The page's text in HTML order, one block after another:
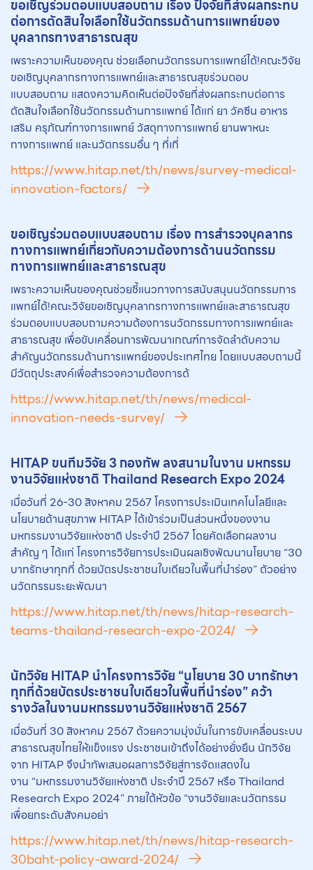
ขอเชิญร่วมตอบแบบสอบถาม เรื่อง ปัจจัยที่ส่งผลกระทบ
ต่อการตัดสินใจเลือกใช้นวัตกรรมด้านการแพทย์ของ
บุคลากรทางสาธารณสุข
เพราะความเห็นของคุณ ช่วยเลือกนวัตกรรมการแพทย์ได้!คณะวิจัย
ขอเชิญบุคลากรทางการแพทย์และสาธารณสุขร่วมตอบ
แบบสอบถาม แสดงความคิดเห็นต่อปัจจัยที่ส่งผลกระทบต่อการ
ตัดสินใจเลือกใช้นวัตกรรมด้านการแพทย์ ได้แก่ ยา วัคซีน อาหาร
เสริม ครุภัณฑ์ทางการแพทย์ วัสดุทางการแพทย์ ยานพาหนะ
ทางการแพทย์ และนวัตกรรมอื่น ๆ ที่เกี่
https://www.hitap.net/th/news/survey-medical-
innovation-factors/
ขอเชิญร่วมตอบแบบสอบถาม เรื่อง การสำรวจบุคลากร
ทางการแพทย์เกี่ยวกับความต้องการด้านนวัตกรรม
ทางการแพทย์และสาธารณสุข
เพราะความเห็นของคุณช่วยชี้แนวทางการสนับสนุนนวัตกรรมการ
แพทย์ได้!คณะวิจัยขอเชิญบุคลากรทางการแพทย์และสาธารณสุข
ร่วมตอบแบบสอบถามความต้องการนวัตกรรมทางการแพทย์และ
สาธารณสุข เพื่อขับเคลื่อนการพัฒนาเกณฑ์การจัดลำดับความ
สำคัญนวัตกรรมด้านการแพทย์ของประเทศไทย โดยแบบสอบถามนี้
มีวัตถุประสงค์เพื่อสำรวจความต้องการด้
https://www.hitap.net/th/news/medical-
innovation-needs-survey/
HITAP ขนทีมวิจัย 3 กองทัพ ลงสนามในงาน มหกรรม
งานวิจัยแห่งชาติ Thailand Research Expo 2024
เมื่อวันที่ 26-30 สิงหาคม 2567 โครงการประเมินเทคโนโลยีและ
นโยบายด้านสุขภาพ HITAP ได้เข้าร่วมเป็นส่วนหนึ่งของงาน
มหกรรมงานวิจัยแห่งชาติ ประจำปี 2567 โดยคัดเลือกผลงาน
สำคัญ ๆ ได้แก่ โครงการวิจัยการประเมินผลเชิงพัฒนานโยบาย “30
บาทรักษาทุกที่ ด้วยบัตรประชาชนใบเดียวในพื้นที่นำร่อง” ตัวอย่าง
นวัตกรรมระยะพัฒนา
https://www.hitap.net/th/news/hitap-research-
teams-thailand-research-expo-2024/
นักวิจัย HITAP นำโครงการวิจัย “นโยบาย 30 บาทรักษา
ทุกที่ด้วยบัตรประชาชนใบเดียวในพื้นที่นำร่อง” คว้า
รางวัลในงานมหกรรมงานวิจัยแห่งชาติ 2567
เมื่อวันที่ 30 สิงหาคม 2567 ด้วยความมุ่งมั่นในการขับเคลื่อนระบบ
สาธารณสุขไทยให้แข็งแรง ประชาชนเข้าถึงได้อย่างยั่งยืน นักวิจัย
จาก HITAP จึงนำทัพเสนอผลการวิจัยสู่การจัดแสดงใน
งาน “มหกรรมงานวิจัยแห่งชาติ ประจำปี 2567 หรือ Thailand
Research Expo 2024” ภายใต้หัวข้อ “งานวิจัยและนวัตกรรม
เพื่อยกระดับสังคมอย่า
https://www.hitap.net/th/news/hitap-research-
30baht-policy-award-2024/